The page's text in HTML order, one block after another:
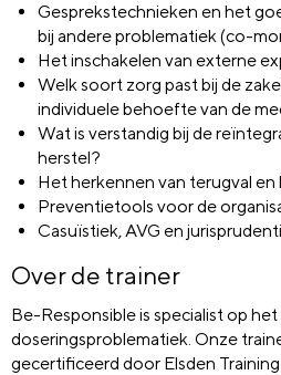
Gesprekstechnieken en het
bij andere problematiek (co-
Het inschakelen van externe
Welk soort zorg past bij de
individuele behoefte van de
Wat is verstandig bij de
herstel?
Het herkennen van terugval en
Preventietools voor de
Casuïstiek, AVG en
Over de trainer
Be-Responsible is specialist op
doseringsproblematiek. Onze
gecertificeerd door Elsden